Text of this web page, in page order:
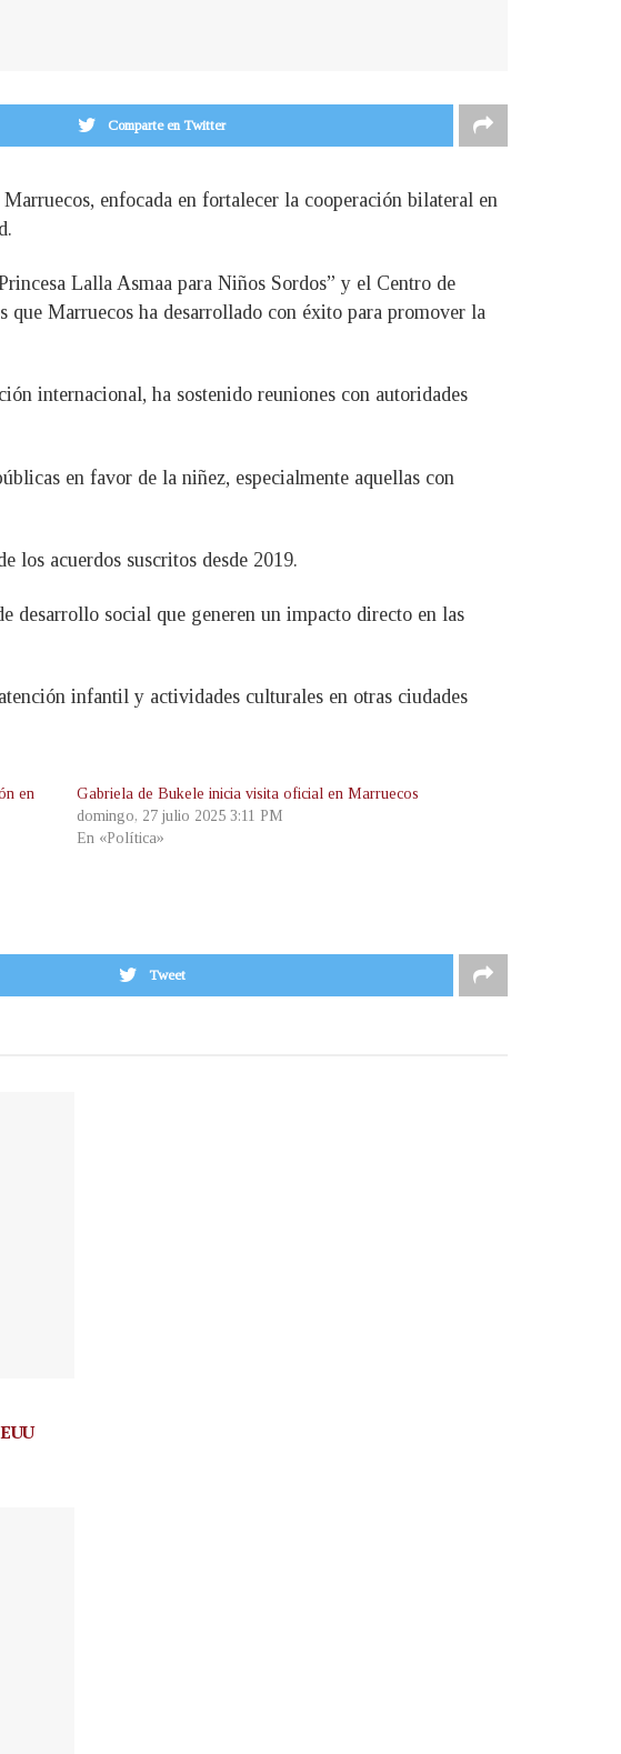
Comparte en Twitter
enfocada en fortalecer la cooperación bilateral en
Lalla Asmaa para Niños Sordos” y el Centro de
Marruecos ha desarrollado con éxito para promover la
internacional, ha sostenido reuniones con autoridades
en favor de la niñez, especialmente aquellas con
los acuerdos suscritos desde 2019.
desarrollo social que generen un impacto directo en las
infantil y actividades culturales en otras ciudades
en
Gabriela de Bukele inicia visita oficial en Marruecos
domingo, 27 julio 2025 3:11 PM
En «Política»
Tweet